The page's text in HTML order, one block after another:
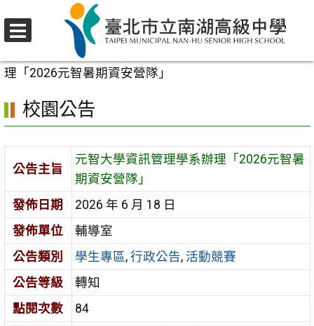
至
要
區
校園公告
理「2026元智暑期資安營隊」
校園公告
公告主旨
元智大學資訊管理學系辦理「2026元智暑
期資安營隊」
發佈日期
2026 年 6 月 18 日
發佈單位
輔導室
公告類別
學生專區, 行政公告, 活動競賽
公告等級
轉知
點閱次數
84
選
單